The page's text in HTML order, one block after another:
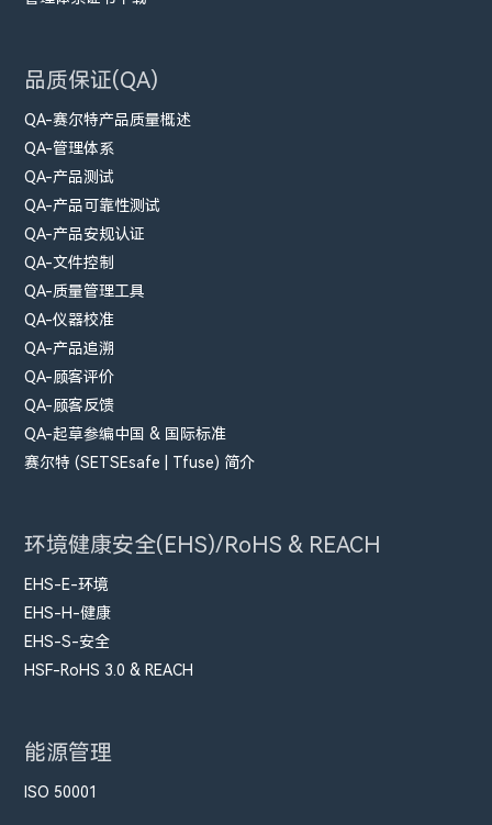
品质保证(QA)
QA-赛尔特产品质量概述
QA-管理体系
QA-产品测试
QA-产品可靠性测试
QA-产品安规认证
QA-文件控制
QA-质量管理工具
QA-仪器校准
QA-产品追溯
QA-顾客评价
QA-顾客反馈
QA-起草参编中国 & 国际标准
赛尔特 (SETSEsafe | Tfuse) 简介
环境健康安全(EHS)/RoHS & REACH
EHS-E-环境
EHS-H-健康
EHS-S-安全
HSF-RoHS 3.0 & REACH
能源管理
ISO 50001